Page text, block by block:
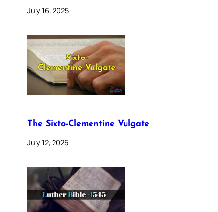
July 16, 2025
The Sixto-Clementine Vulgate
July 12, 2025